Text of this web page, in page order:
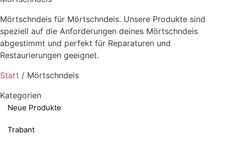
Mörtschndeis für Mörtschndeis. Unsere Produkte sind
speziell auf die Anforderungen deines Mörtschndeis
abgestimmt und perfekt für Reparaturen und
Restaurierungen geeignet.
Start / Mörtschndeis
Kategorien
Neue Produkte
Trabant